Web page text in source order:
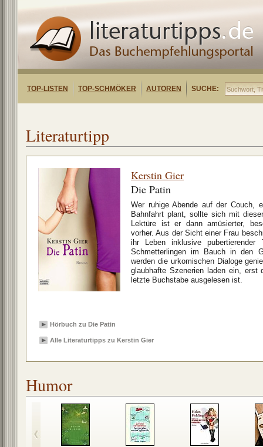
TOP-LISTEN TOP-SCHMÖKER AUTOREN SUCHE:
Literaturtipp
Kerstin Gier
Die Patin
Wer ruhige Abende auf der Couch,
Bahnfahrt plant, sollte sich mit
Lektüre ist er dann amüsierter,
vorher. Aus der Sicht einer Frau
ihr Leben inklusive pubertierender
Schmetterlingen im Bauch in den
werden die urkomischen Dialoge
glaubhafte Szenerien laden ein, erst
letzte Buchstabe ausgelesen ist.
Hörbuch zu Die Patin
Alle Literaturtipps zu Kerstin Gier
Humor